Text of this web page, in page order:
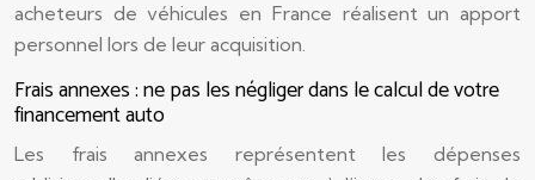
acheteurs de véhicules en France réalisent un apport
personnel lors de leur acquisition.
Frais annexes : ne pas les négliger dans le calcul de votre
financement auto
Les frais annexes représentent les dépenses